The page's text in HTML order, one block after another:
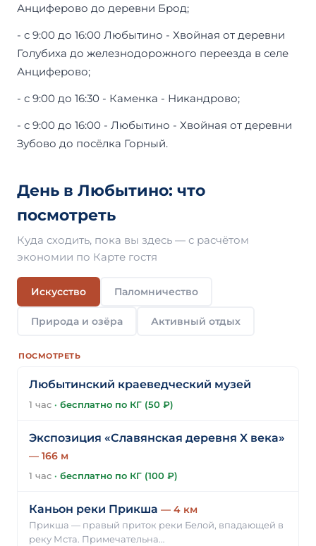
Анциферово до деревни Брод;
- с 9:00 до 16:00 Любытино - Хвойная от деревни
Голубиха до железнодорожного переезда в селе
Анциферово;
- с 9:00 до 16:30 - Каменка - Никандрово;
- с 9:00 до 16:00 - Любытино - Хвойная от деревни
Зубово до посёлка Горный.
День в Любытино: что
посмотреть
Куда сходить, пока вы здесь — с расчётом
экономии по Карте гостя
Искусство Паломничество
Природа и озёра Активный отдых
ПОСМОТРЕТЬ
Любытинский краеведческий музей
1 час · бесплатно по КГ (50 ₽)
Экспозиция «Славянская деревня X века»
— 166 м
1 час · бесплатно по КГ (100 ₽)
Каньон реки Прикша — 4 км
Прикша — правый приток реки Белой, впадающей в
реку Мста. Примечательна…